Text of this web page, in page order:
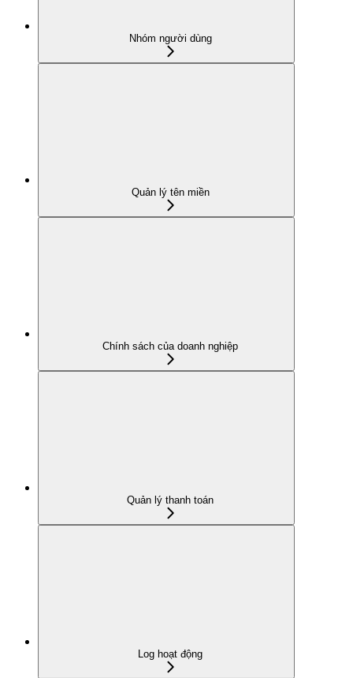
Nhóm người dùng
Quản lý tên miền
Chính sách của doanh nghiệp
Quản lý thanh toán
Log hoạt động